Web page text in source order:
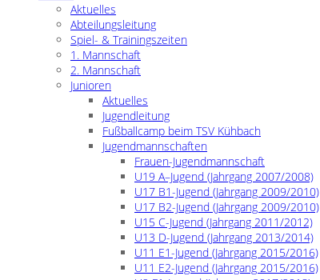
Aktuelles
Abteilungsleitung
Spiel- & Trainingszeiten
1. Mannschaft
2. Mannschaft
Junioren
Aktuelles
Jugendleitung
Fußballcamp beim TSV Kühbach
Jugendmannschaften
Frauen-Jugendmannschaft
U19 A–Jugend (Jahrgang 2007/2008)
U17 B1-Jugend (Jahrgang 2009/2010)
U17 B2-Jugend (Jahrgang 2009/2010)
U15 C-Jugend (Jahrgang 2011/2012)
U13 D-Jugend (Jahrgang 2013/2014)
U11 E1-Jugend (Jahrgang 2015/2016)
U11 E2-Jugend (Jahrgang 2015/2016)